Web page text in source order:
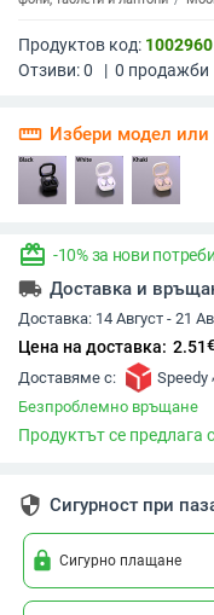
Продуктов код: 1002960
Отзиви:0 | 0 продажби
straighten Избери модел или
redeem -10% за нови
local_shipping Доставка и
Доставка: 14 Август - 21
Цена на доставка: 2.51€
Доставяме с: Speedy ,
Безпроблемно връщане
Продуктът се предлага
security Сигурност при
lock Сигурно плащане